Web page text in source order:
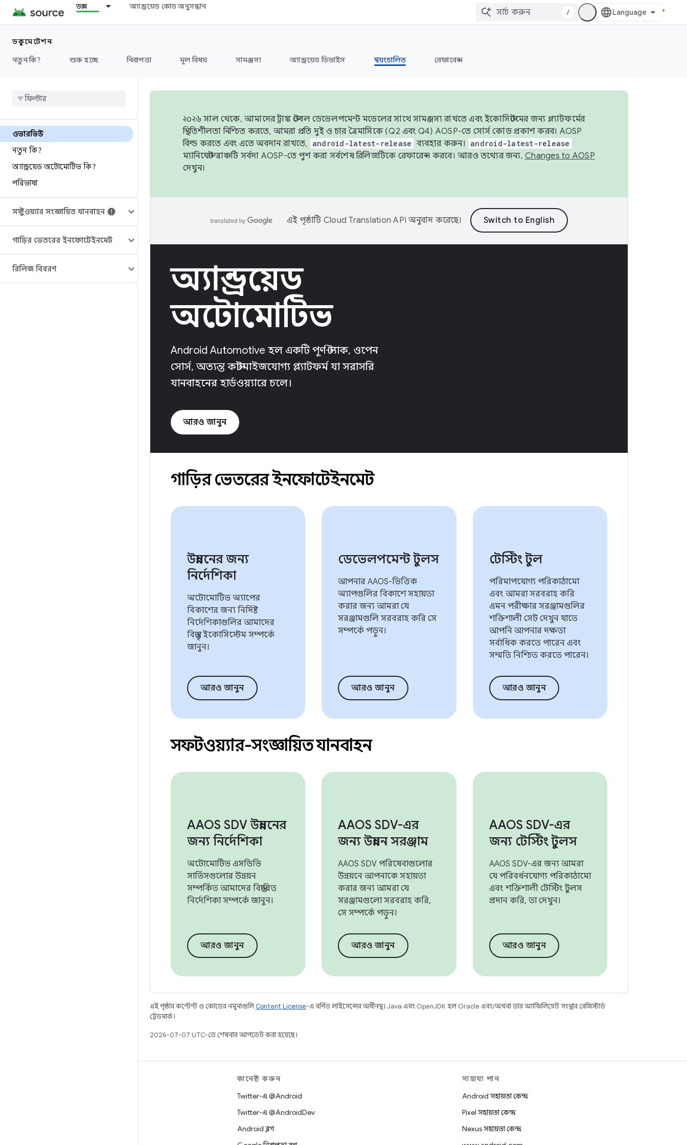
ডক্স অ্যান্ড্রয়েড কোড অনুসন্ধান
/
ডকুমেন্টেশন
নতুন কি?
শুরু হচ্ছে নিরাপত্তা মূল বিষয় সামঞ্জস্য অ্যান্ড্রয়েড ডিভাইস স্বয়ংচালিত রেফারেন্স
ওভারভিউ
নতুন কি?
অ্যান্ড্রয়েড অটোমোটিভ কি?
পরিভাষা
সফ্টওয়্যার সংজ্ঞায়িত যানবাহন
গাড়ির ভেতরের ইনফোটেইনমেন্ট
রিলিজ বিবরণ
২০২৬ সাল থেকে, আমাদের ট্রাঙ্ক স্টেবল ডেভেলপমেন্ট মডেলের সাথে সামঞ্জস্য রাখতে এবং ইকোসিস্টেমের জন্য প্ল্যাটফর্মের
স্থিতিশীলতা নিশ্চিত করতে, আমরা প্রতি দুই ও চার ত্রৈমাসিকে (Q2 এবং Q4) AOSP-তে সোর্স কোড প্রকাশ করব। AOSP
বিল্ড করতে এবং এতে অবদান রাখতে,
android-latest-release ব্যবহার করুন। android-latest-release
ম্যানিফেস্ট ব্রাঞ্চটি সর্বদা AOSP-তে পুশ করা সর্বশেষ রিলিজটিকে রেফারেন্স করবে। আরও তথ্যের জন্য, Changes to AOSP
দেখুন।
এই পৃষ্ঠাটি Cloud Translation API অনুবাদ করেছে।
অ্যান্ড্রয়েড
অটোমোটিভ
Android Automotive হল একটি পূর্ণ-স্ট্যাক, ওপেন
সোর্স, অত্যন্ত কাস্টমাইজযোগ্য প্ল্যাটফর্ম যা সরাসরি
যানবাহনের হার্ডওয়্যারে চলে।
আরও জানুন
গাড়ির ভেতরের ইনফোটেইনমেন্ট
উন্নয়নের জন্য
নির্দেশিকা
অটোমোটিভ অ্যাপের
বিকাশের জন্য নির্দিষ্ট
নির্দেশিকাগুলির আমাদের
বিস্তৃত ইকোসিস্টেম সম্পর্কে
জানুন।
আরও জানুন
ডেভেলপমেন্ট টুলস
আপনার AAOS-ভিত্তিক
অ্যাপগুলির বিকাশে সহায়তা
করার জন্য আমরা যে
সরঞ্জামগুলি সরবরাহ করি সে
সম্পর্কে পড়ুন।
আরও জানুন
টেস্টিং টুল
পরিমাপযোগ্য পরিকাঠামো
এবং আমরা সরবরাহ করি
এমন পরীক্ষার সরঞ্জামগুলির
শক্তিশালী সেট দেখুন যাতে
আপনি আপনার দক্ষতা
সর্বাধিক করতে পারেন এবং
সম্মতি নিশ্চিত করতে পারেন।
আরও জানুন
সফটওয়্যার-সংজ্ঞায়িত যানবাহন
AAOS SDV উন্নয়নের
জন্য নির্দেশিকা
অটোমোটিভ এসডিভি
সার্ভিসগুলোর উন্নয়ন
সম্পর্কিত আমাদের বিস্তারিত
নির্দেশিকা সম্পর্কে জানুন।
আরও জানুন
AAOS SDV-এর
জন্য উন্নয়ন সরঞ্জাম
AAOS SDV পরিষেবাগুলোর
উন্নয়নে আপনাকে সহায়তা
করার জন্য আমরা যে
সরঞ্জামগুলো সরবরাহ করি,
সে সম্পর্কে পড়ুন।
আরও জানুন
AAOS SDV-এর
জন্য টেস্টিং টুলস
AAOS SDV-এর জন্য আমরা
যে পরিবর্ধনযোগ্য পরিকাঠামো
এবং শক্তিশালী টেস্টিং টুলস
প্রদান করি, তা দেখুন।
আরও জানুন
এই পৃষ্ঠার কন্টেন্ট ও কোডের নমুনাগুলিContent License-এ বর্ণিত লাইসেন্সের অধীনস্থ। Java এবং OpenJDK হল Oracle এবং/অথবা তার অ্যাফিলিয়েট সংস্থার রেজিস্টার্ড
ট্রেডমার্ক।
2026-07-07 UTC-তে শেষবার আপডেট করা হয়েছে।
কানেক্ট করুন
Twitter-এ @Android
Twitter-এ @AndroidDev
Android ব্লগ
সাহায্য পান
Android সহায়তা কেন্দ্র
Pixel সহায়তা কেন্দ্র
Nexus সহায়তা কেন্দ্র